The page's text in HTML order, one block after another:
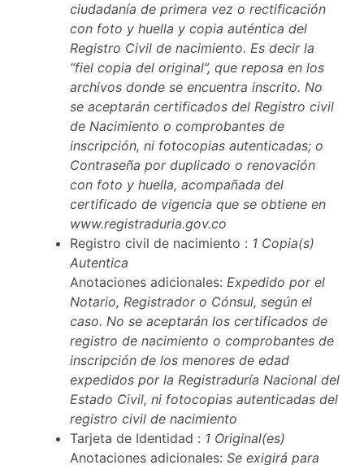
ciudadanía de primera vez o rectificación
con foto y huella y copia auténtica del
Registro Civil de nacimiento. Es decir la
“fiel copia del original”, que reposa en los
archivos donde se encuentra inscrito. No
se aceptarán certificados del Registro civil
de Nacimiento o comprobantes de
inscripción, ni fotocopias autenticadas; o
Contraseña por duplicado o renovación
con foto y huella, acompañada del
certificado de vigencia que se obtiene en
www.registraduria.gov.co
Registro civil de nacimiento : 1 Copia(s)
Autentica
Anotaciones adicionales: Expedido por el
Notario, Registrador o Cónsul, según el
caso. No se aceptarán los certificados de
registro de nacimiento o comprobantes de
inscripción de los menores de edad
expedidos por la Registraduría Nacional del
Estado Civil, ni fotocopias autenticadas del
registro civil de nacimiento
Tarjeta de Identidad : 1 Original(es)
Anotaciones adicionales: Se exigirá para